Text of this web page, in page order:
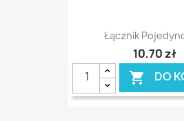
Łącznik
10,70 zł
 DO